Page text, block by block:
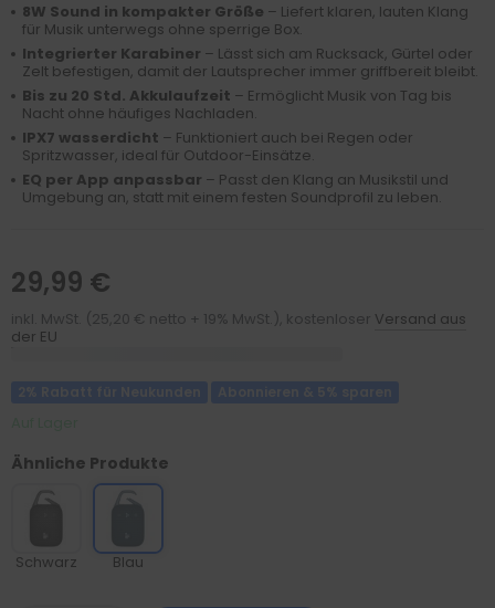
8W Sound in kompakter Größe – Liefert klaren, lauten Klang
für Musik unterwegs ohne sperrige Box.
Integrierter Karabiner – Lässt sich am Rucksack, Gürtel oder
Zelt befestigen, damit der Lautsprecher immer griffbereit bleibt.
Bis zu 20 Std. Akkulaufzeit – Ermöglicht Musik von Tag bis
Nacht ohne häufiges Nachladen.
IPX7 wasserdicht – Funktioniert auch bei Regen oder
Spritzwasser, ideal für Outdoor-Einsätze.
EQ per App anpassbar – Passt den Klang an Musikstil und
Umgebung an, statt mit einem festen Soundprofil zu leben.
29,99 €
inkl. MwSt. (25,20 € netto + 19% MwSt.), kostenloser Versand aus
der EU
Ähnliche Produkte
Schwarz Blau